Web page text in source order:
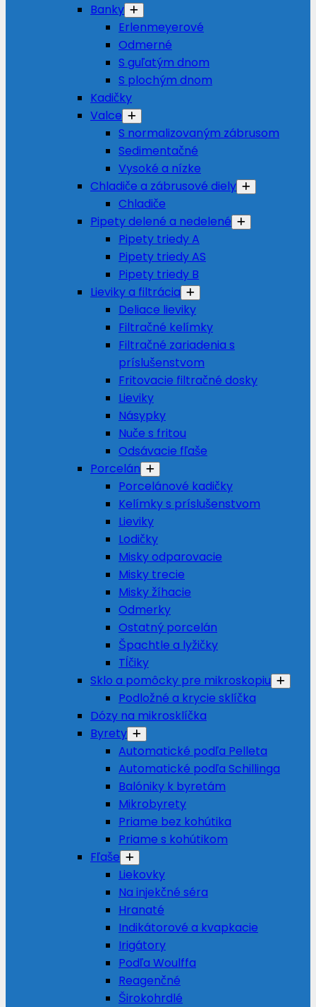
Banky
Erlenmeyerové
Odmerné
S guľatým dnom
S plochým dnom
Kadičky
Valce
S normalizovaným zábrusom
Sedimentačné
Vysoké a nízke
Chladiče a zábrusové diely
Chladiče
Pipety delené a nedelené
Pipety triedy A
Pipety triedy AS
Pipety triedy B
Lieviky a filtrácia
Deliace lieviky
Filtračné kelímky
Filtračné zariadenia s
príslušenstvom
Fritovacie filtračné dosky
Lieviky
Násypky
Nuče s fritou
Odsávacie fľaše
Porcelán
Porcelánové kadičky
Kelímky s príslušenstvom
Lieviky
Lodičky
Misky odparovacie
Misky trecie
Misky žíhacie
Odmerky
Ostatný porcelán
Špachtle a lyžičky
Tĺčiky
Sklo a pomôcky pre mikroskopiu
Podložné a krycie sklíčka
Dózy na mikrosklíčka
Byrety
Automatické podľa Pelleta
Automatické podľa Schillinga
Balóniky k byretám
Mikrobyrety
Priame bez kohútika
Priame s kohútikom
Fľaše
Liekovky
Na injekčné séra
Hranaté
Indikátorové a kvapkacie
Irigátory
Podľa Woulffa
Reagenčné
Širokohrdlé